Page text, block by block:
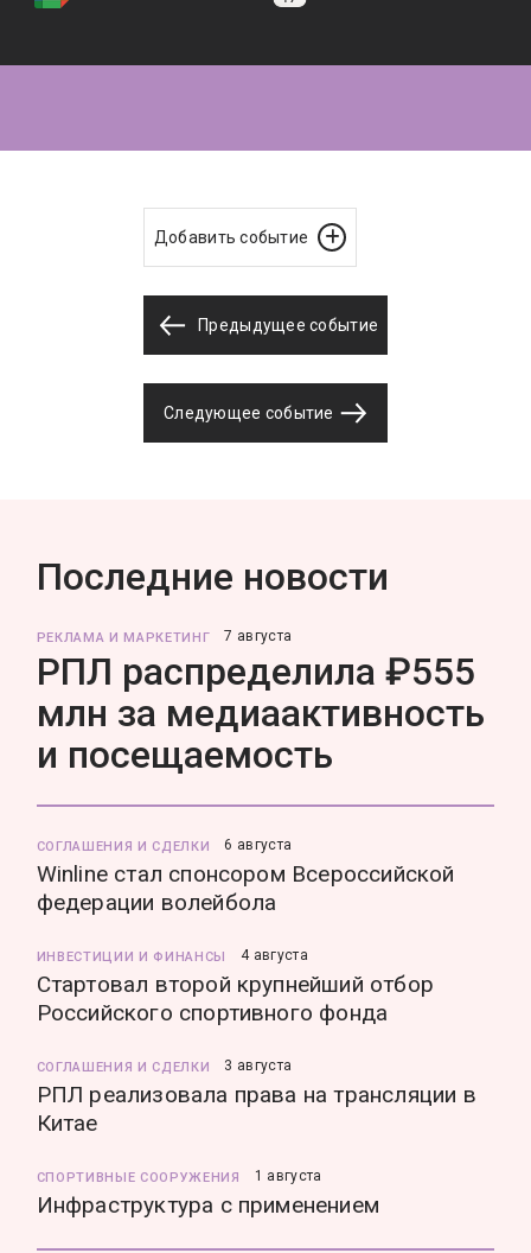
Добавить событие
Предыдущее событие
Следующее событие
Последние новости
РЕКЛАМА И МАРКЕТИНГ 7 августа
РПЛ распределила ₽555
млн за медиаактивность
и посещаемость
СОГЛАШЕНИЯ И СДЕЛКИ 6 августа
Winline стал спонсором Всероссийской
федерации волейбола
ИНВЕСТИЦИИ И ФИНАНСЫ 4 августа
Стартовал второй крупнейший отбор
Российского спортивного фонда
СОГЛАШЕНИЯ И СДЕЛКИ 3 августа
РПЛ реализовала права на трансляции в
Китае
СПОРТИВНЫЕ СООРУЖЕНИЯ 1 августа
Инфраструктура с применением